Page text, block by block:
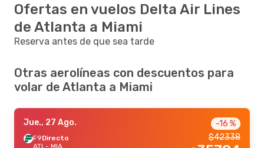
Ofertas en vuelos Delta Air Lines
de Atlanta a Miami
Reserva antes de que sea tarde
Otras aerolíneas con descuentos para
volar de Atlanta a Miami
Jue., 27 Ago.
F9Directo
ATL- MIA
-16 %
42338
$